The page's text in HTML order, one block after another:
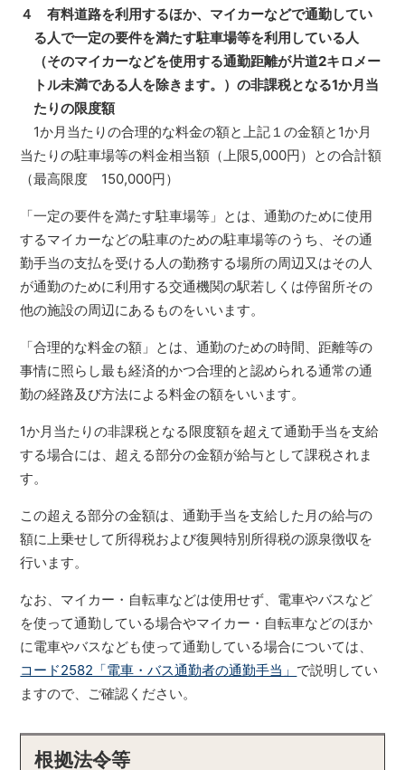
４ 有料道路を利用するほか、マイカーなどで通勤してい
る人で一定の要件を満たす駐車場等を利用している人
（そのマイカーなどを使用する通勤距離が片道2キロメー
トル未満である人を除きます。）の非課税となる1か月当
たりの限度額
1か月当たりの合理的な料金の額と上記１の金額と1か月
当たりの駐車場等の料金相当額（上限5,000円）との合計額
（最高限度 150,000円）
「一定の要件を満たす駐車場等」とは、通勤のために使用
するマイカーなどの駐車のための駐車場等のうち、その通
勤手当の支払を受ける人の勤務する場所の周辺又はその人
が通勤のために利用する交通機関の駅若しくは停留所その
他の施設の周辺にあるものをいいます。
「合理的な料金の額」とは、通勤のための時間、距離等の
事情に照らし最も経済的かつ合理的と認められる通常の通
勤の経路及び方法による料金の額をいいます。
1か月当たりの非課税となる限度額を超えて通勤手当を支給
する場合には、超える部分の金額が給与として課税されま
す。
この超える部分の金額は、通勤手当を支給した月の給与の
額に上乗せして所得税および復興特別所得税の源泉徴収を
行います。
なお、マイカー・自転車などは使用せず、電車やバスなど
を使って通勤している場合やマイカー・自転車などのほか
に電車やバスなども使って通勤している場合については、
コード2582「電車・バス通勤者の通勤手当」 で説明してい
ますので、ご確認ください。
根拠法令等